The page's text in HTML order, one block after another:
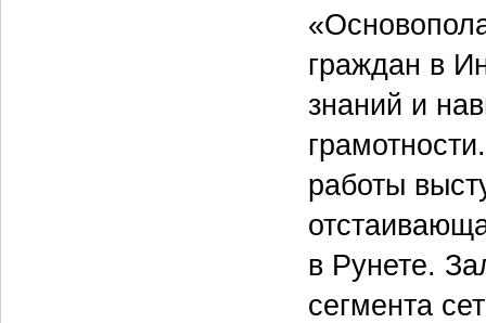
граждан в
знаний и
работы
в Рунете.
сегмента